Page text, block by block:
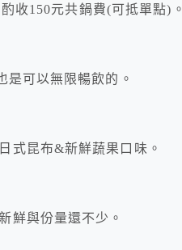
收150元共鍋費(可抵單點)。
是可以無限暢飲的。
式昆布&新鮮蔬果口味。
鮮與份量還不少。